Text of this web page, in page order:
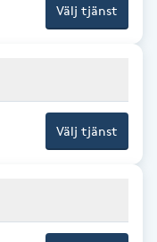
Välj tjänst
Välj tjänst